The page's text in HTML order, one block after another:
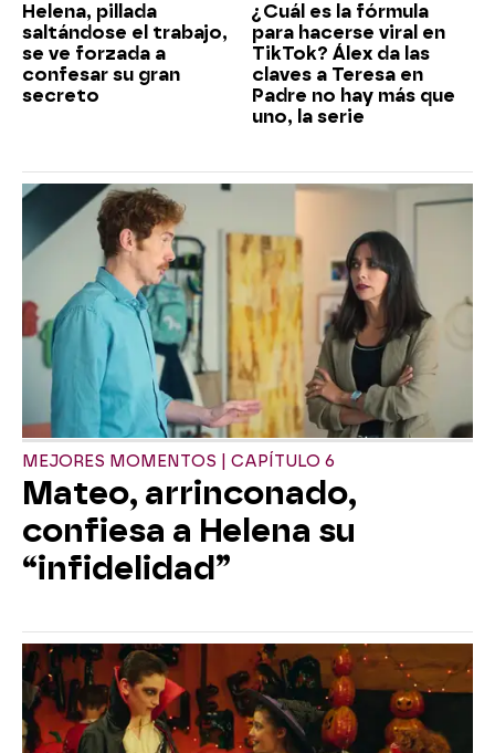
Helena, pillada
saltándose el trabajo,
se ve forzada a
confesar su gran
secreto
¿Cuál es la fórmula
para hacerse viral en
TikTok? Álex da las
claves a Teresa en
Padre no hay más que
uno, la serie
MEJORES MOMENTOS | CAPÍTULO 6
Mateo, arrinconado,
confiesa a Helena su
“infidelidad”